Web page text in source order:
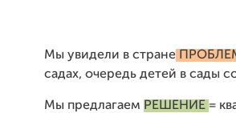
Мы увидели в стране
садах, очередь детей в сады
Мы предлагаем РЕШЕНИЕ =